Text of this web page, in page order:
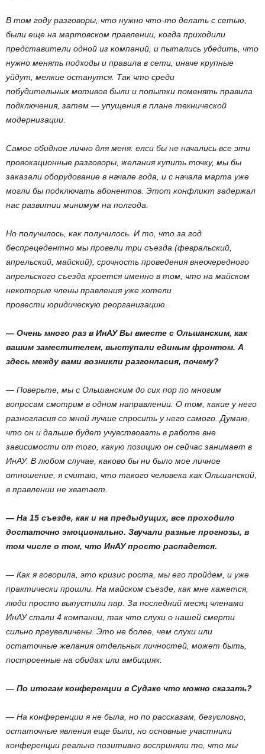
В том году разговоры, что нужно что-то делать с сетью,
были еще на мартовском правлении, когда приходили
представители одной из компаний, и пытались убедить, что
нужно менять подходы и правила в сети, иначе крупные
уйдут, мелкие останутся. Так что среди
побудительных мотивов были и попытки поменять правила
подключения, затем — упущения в плане технической
модернизации.
Самое обидное лично для меня: елси бы не начались все эти
провокационные разговоры, желания купить точку, мы бы
заказали оборудование в начале года, и с начала марта уже
могли бы подключать абонентов. Этот конфликт задержал
нас развитии минимум на полгода.
Но получилось, как получилось. И то, что за год
беспрецедентно мы провели три съезда (февральский,
апрельский, майский), срочность проведения внеочередного
апрельского съезда кроется именно в том, что на майском
некоторые члены правления уже хотели
провести юридическую реорганизацию.
— Очень много раз в ИнАУ Вы вместе с Ольшанским, как
вашим заместителем, выступали единым фронтом. А
здесь между вами возникли разгонласия, почему?
— Поверьте, мы с Ольшанским до сих пор по многим
вопросам смотрим в одном направлении. О том, какие у него
разногласия со мной лучше спросить у него самого. Думаю,
что он и дальше будет учувствовать в работе вне
зависимости от того, какую позицию он сейчас занимает в
ИнАУ. В любом случае, каково бы ни было мое личное
отношение, я считаю, что такого человека как Ольшанский,
в правлении не хватает.
— На 15 съезде, как и на предыдущих, все проходило
достаточно эмоционально. Звучали разные прогнозы, в
том числе о том, что ИнАУ просто распадется.
— Как я говорила, это кризис роста, мы его пройдем, и уже
практически прошли. На майском съезде, как мне кажется,
люди просто выпустили пар. За последний месяц членами
ИнАУ стали 4 компании, так что слухи о нашей смерти
сильно преувеличены. Это не более, чем слухи или
остаточные желания отдельных личностей, может быть,
построенные на обидах или амбициях.
— По итогам конференции в Судаке что можно сказать?
— На конференции я не была, но по рассказам, безусловно,
остаточные явления еще были, но основные участники
конференции реально позитивно восприняли то, что мы